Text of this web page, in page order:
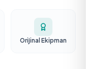
Orijinal Ekipman